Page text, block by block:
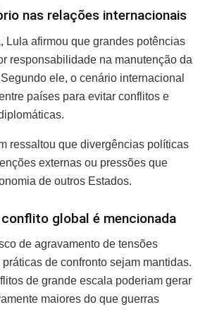
nas relações internacionais
Lula afirmou que grandes potências
responsabilidade na manutenção da
ele, o cenário internacional
países para evitar conflitos e
ressaltou que divergências políticas
externas ou pressões que
de outros Estados.
global é mencionada
de agravamento de tensões
de confronto sejam mantidas.
de grande escala poderiam gerar
maiores do que guerras